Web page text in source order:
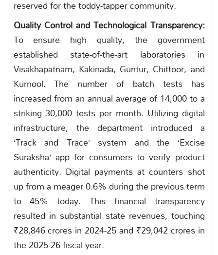
reserved for the toddy-tapper community.
Quality Control and Technological Transparency:
To ensure high quality, the government
established state-of-the-art laboratories in
Visakhapatnam, Kakinada, Guntur, Chittoor, and
Kurnool. The number of batch tests has
increased from an annual average of 14,000 to a
striking 30,000 tests per month. Utilizing digital
infrastructure, the department introduced a
‘Track and Trace’ system and the ‘Excise
Suraksha’ app for consumers to verify product
authenticity. Digital payments at counters shot
up from a meager 0.6% during the previous term
to 45% today. This financial transparency
resulted in substantial state revenues, touching
₹28,846 crores in 2024-25 and ₹29,042 crores in
the 2025-26 fiscal year.